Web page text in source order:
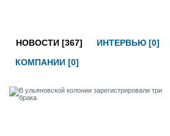
НОВОСТИ [367] ИНТЕРВЬЮ [0]
КОМПАНИИ [0]